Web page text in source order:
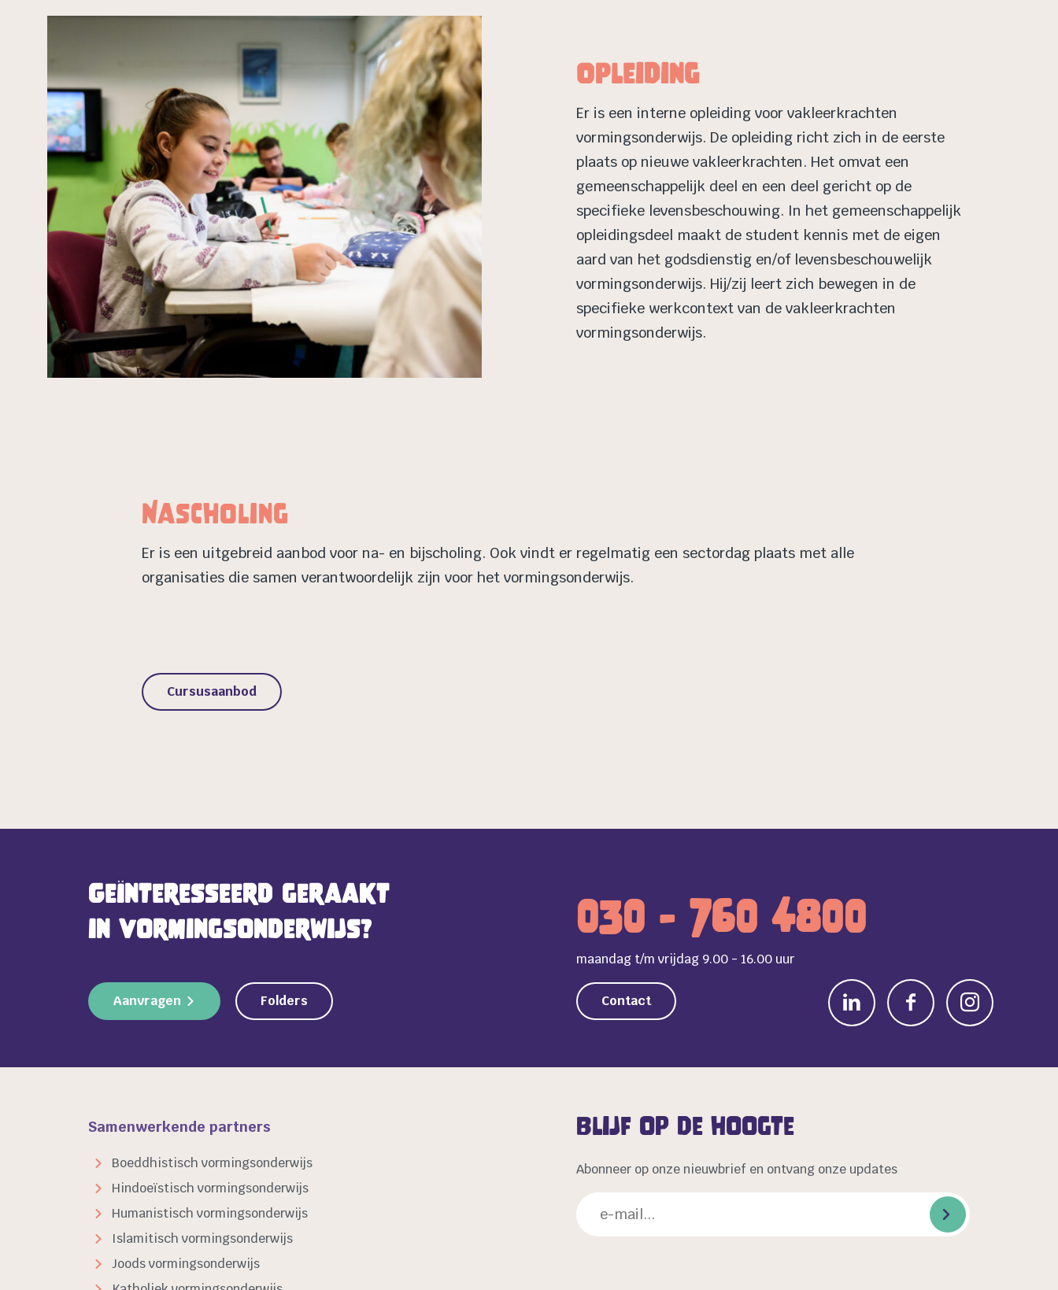
Opleiding
Er is een interne opleiding voor vakleerkrachten
vormingsonderwijs. De opleiding richt zich in de eerste
plaats op nieuwe vakleerkrachten. Het omvat een
gemeenschappelijk deel en een deel gericht op de
specifieke levensbeschouwing. In het gemeenschappelijk
opleidingsdeel maakt de student kennis met de eigen
aard van het godsdienstig en/of levensbeschouwelijk
vormingsonderwijs. Hij/zij leert zich bewegen in de
specifieke werkcontext van de vakleerkrachten
vormingsonderwijs.
Nascholing
Er is een uitgebreid aanbod voor na- en bijscholing. Ook vindt er regelmatig een sectordag plaats met alle
organisaties die samen verantwoordelijk zijn voor het vormingsonderwijs.
Cursusaanbod
Geïnteresseerd geraakt
in vormingsonderwijs?
Aanvragen Folders
030 - 760 4800
maandag t/m vrijdag 9.00 - 16.00 uur
Contact
Samenwerkende partners
Boeddhistisch vormingsonderwijs
Hindoeïstisch vormingsonderwijs
Humanistisch vormingsonderwijs
Islamitisch vormingsonderwijs
Joods vormingsonderwijs
Blijf op de hoogte
Abonneer op onze nieuwbrief en ontvang onze updates